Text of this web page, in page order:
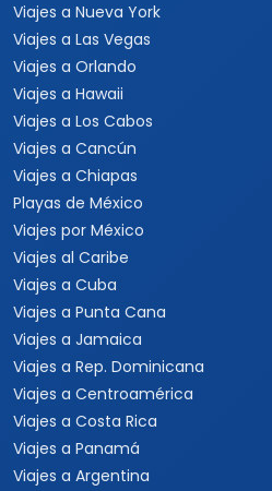
Viajes a Nueva York
Viajes a Las Vegas
Viajes a Orlando
Viajes a Hawaii
Viajes a Los Cabos
Viajes a Cancún
Viajes a Chiapas
Playas de México
Viajes por México
Viajes al Caribe
Viajes a Cuba
Viajes a Punta Cana
Viajes a Jamaica
Viajes a Rep. Dominicana
Viajes a Centroamérica
Viajes a Costa Rica
Viajes a Panamá
Viajes a Argentina